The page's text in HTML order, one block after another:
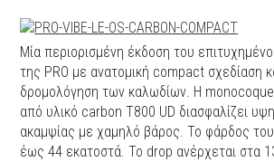
Μία περιορισμένη έκδοση του
της PRO με ανατομική compact σχεδίαση
δρομολόγηση των καλωδίων. Η
από υλικό carbon T800 UD διασφαλίζει
ακαμψίας με χαμηλό βάρος. Το φάρδος του
έως 44 εκατοστά. Το drop ανέρχεται στα